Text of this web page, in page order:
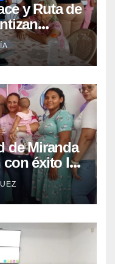
y Ruta de
en
de Miranda
con éxito la
Lactancia